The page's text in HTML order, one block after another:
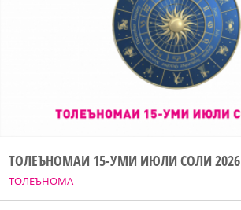
ТОЛЕЪНОМА
ТОЛЕЪНОМАИ 15-УМИ ИЮЛИ СОЛИ 2026